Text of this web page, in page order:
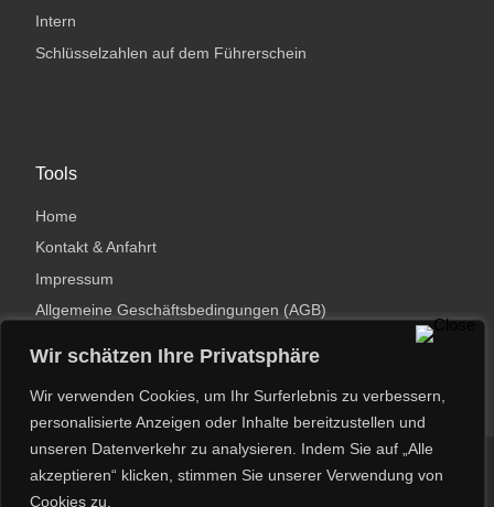
Wir schätzen Ihre Privatsphäre
Wir verwenden Cookies, um Ihr Surferlebnis zu verbessern,
personalisierte Anzeigen oder Inhalte bereitzustellen und
unseren Datenverkehr zu analysieren. Indem Sie auf „Alle
akzeptieren“ klicken, stimmen Sie unserer Verwendung von
Cookies zu.
Intern
Schlüsselzahlen auf dem Führerschein
Tools
Home
Kontakt & Anfahrt
Impressum
Allgemeine Geschäftsbedingungen (AGB)
© 2026Dirk Potthast– Alle Rechte vorbehalten